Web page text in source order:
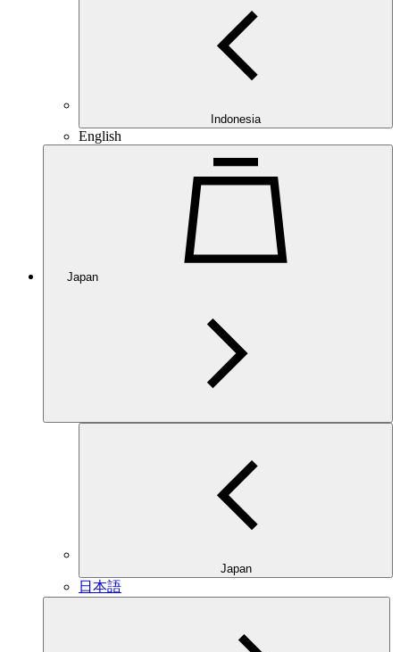
Indonesia
English
Japan
Japan
日本語